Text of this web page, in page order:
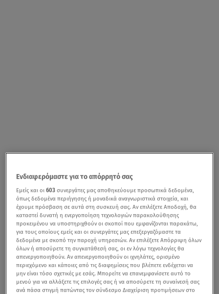
Ενδιαφερόμαστε για το απόρρητό σας
Εμείς και οι603 συνεργάτες μας αποθηκεύουμε προσωπικά δεδομένα,
όπως δεδομένα περιήγησης ή μοναδικά αναγνωριστικά στοιχεία, και
έχουμε πρόσβαση σε αυτά στη συσκευή σας. Αν επιλέξετε Αποδοχή, θα
καταστεί δυνατή η ενεργοποίηση τεχνολογιών παρακολούθησης
προκειμένου να υποστηριχθούν οι σκοποί που εμφανίζονται παρακάτω,
για τους οποίους εμείς και οι συνεργάτες μας επεξεργαζόμαστε τα
δεδομένα με σκοπό την παροχή υπηρεσιών. Αν επιλέξετε Απόρριψη όλων
όλων ή αποσύρετε τη συγκατάθεσή σας, οι εν λόγω τεχνολογίες θα
απενεργοποιηθούν. Αν απενεργοποιηθούν οι ιχνηλάτες, ορισμένο
περιεχόμενο και κάποιες από τις διαφημίσεις που βλέπετε ενδέχεται να
μην είναι τόσο σχετικές με εσάς. Μπορείτε να επανεμφανίσετε αυτό το
μενού για να αλλάξετε τις επιλογές σας ή να αποσύρετε τη συναίνεσή σας
ανά πάσα στιγμή πατώντας τον σύνδεσμο Διαχείριση προτιμήσεων στο